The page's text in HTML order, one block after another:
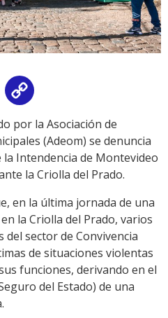
Email
Link
por la Asociación de
(Adeom) se denuncia
Intendencia de Montevideo
la Criolla del Prado.
en la última jornada de una
la Criolla del Prado, varios
sector de Convivencia
de situaciones violentas
funciones, derivando en el
del Estado) de una